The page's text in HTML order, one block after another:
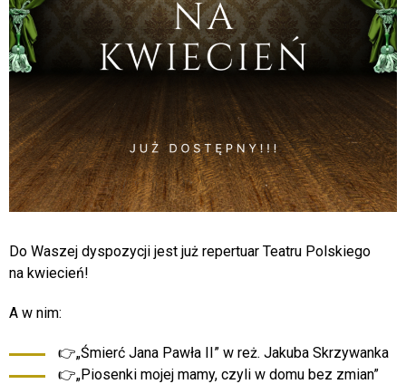
Do Waszej dyspozycji jest już repertuar Teatru Polskiego
na kwiecień!
A w nim:
👉„Śmierć Jana Pawła II” w reż. Jakuba Skrzywanka
👉„Piosenki mojej mamy, czyli w domu bez zmian”